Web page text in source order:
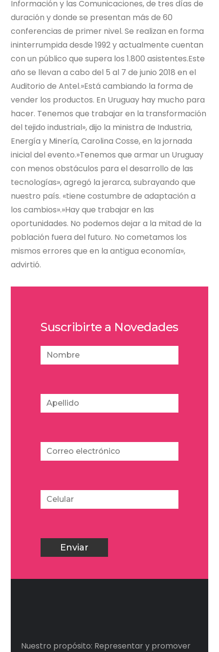
Información y las Comunicaciones, de tres días de
duración y donde se presentan más de 60
conferencias de primer nivel. Se realizan en forma
ininterrumpida desde 1992 y actualmente cuentan
con un público que supera los 1.800 asistentes.Este
año se llevan a cabo del 5 al 7 de junio 2018 en el
Auditorio de Antel.»Está cambiando la forma de
vender los productos. En Uruguay hay mucho para
hacer. Tenemos que trabajar en la transformación
del tejido industrial», dijo la ministra de Industria,
Energía y Minería, Carolina Cosse, en la jornada
inicial del evento.»Tenemos que armar un Uruguay
con menos obstáculos para el desarrollo de las
tecnologías», agregó la jerarca, subrayando que
nuestro país. «tiene costumbre de adaptación a
los cambios».»Hay que trabajar en las
oportunidades. No podemos dejar a la mitad de la
población fuera del futuro. No cometamos los
mismos errores que en la antigua economía»,
advirtió.
Suscribirte a Novedades
Nuestro propósito: Representar y promover